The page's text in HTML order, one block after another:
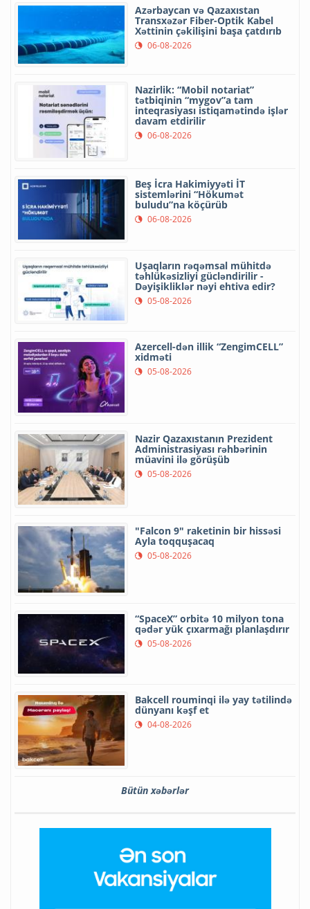
Azərbaycan və Qazaxıstan
Transxəzər Fiber-Optik Kabel
Xəttinin çəkilişini başa çatdırıb
06-08-2026
Nazirlik: “Mobil notariat”
tətbiqinin “mygov”a tam
inteqrasiyası istiqamətində işlər
davam etdirilir
06-08-2026
Beş İcra Hakimiyyəti İT
sistemlərini “Hökumət
buludu”na köçürüb
06-08-2026
Uşaqların rəqəmsal mühitdə
təhlükəsizliyi gücləndirilir -
Dəyişikliklər nəyi ehtiva edir?
05-08-2026
Azercell-dən illik “ZengimCELL”
xidməti
05-08-2026
Nazir Qazaxıstanın Prezident
Administrasiyası rəhbərinin
müavini ilə görüşüb
05-08-2026
"Falcon 9" raketinin bir hissəsi
Ayla toqquşacaq
05-08-2026
“SpaceX” orbitə 10 milyon tona
qədər yük çıxarmağı planlaşdırır
05-08-2026
Bakcell rouminqi ilə yay tətilində
dünyanı kəşf et
04-08-2026
Bütün xəbərlər